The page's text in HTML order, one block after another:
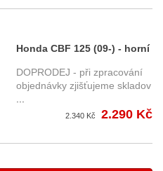
Honda CBF 125 (09-) - horní
nosič SW-Motech
DOPRODEJ - při zpracování
objednávky zjišťujeme skladov
2.340 Kč 2.290 Kč